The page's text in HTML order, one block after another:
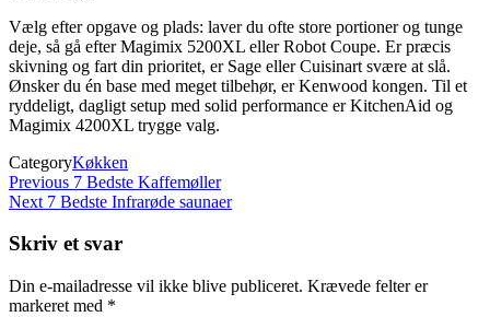
Vælg efter opgave og plads: laver du ofte store portioner og tunge
deje, så gå efter Magimix 5200XL eller Robot Coupe. Er præcis
skivning og fart din prioritet, er Sage eller Cuisinart svære at slå.
Ønsker du én base med meget tilbehør, er Kenwood kongen. Til et
ryddeligt, dagligt setup med solid performance er KitchenAid og
Magimix 4200XL trygge valg.
CategoryKøkken
Indlægsnavigation
Previous
Post
Previous 7 Bedste Kaffemøller
Next
Next 7 Bedste Infrarøde saunaer
Skriv et svar
Din e-mailadresse vil ikke blive publiceret. Krævede felter er
markeret med *